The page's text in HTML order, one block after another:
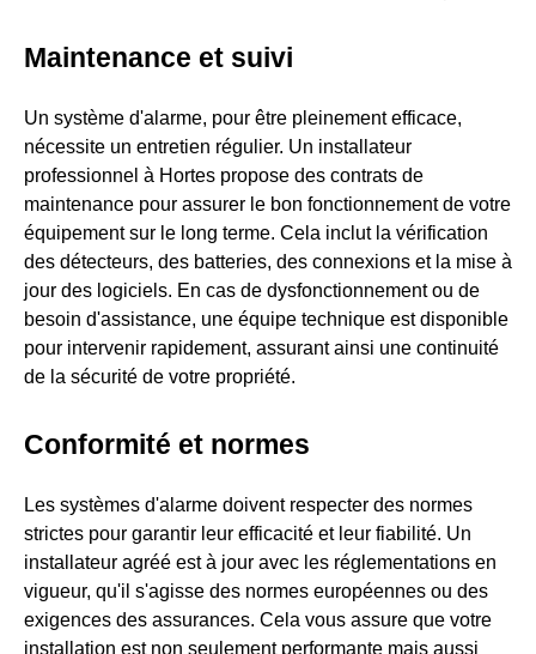
Maintenance et suivi
Un système d'alarme, pour être pleinement efficace,
nécessite un entretien régulier. Un installateur
professionnel à Hortes propose des contrats de
maintenance pour assurer le bon fonctionnement de votre
équipement sur le long terme. Cela inclut la vérification
des détecteurs, des batteries, des connexions et la mise à
jour des logiciels. En cas de dysfonctionnement ou de
besoin d'assistance, une équipe technique est disponible
pour intervenir rapidement, assurant ainsi une continuité
de la sécurité de votre propriété.
Conformité et normes
Les systèmes d'alarme doivent respecter des normes
strictes pour garantir leur efficacité et leur fiabilité. Un
installateur agréé est à jour avec les réglementations en
vigueur, qu'il s'agisse des normes européennes ou des
exigences des assurances. Cela vous assure que votre
installation est non seulement performante mais aussi